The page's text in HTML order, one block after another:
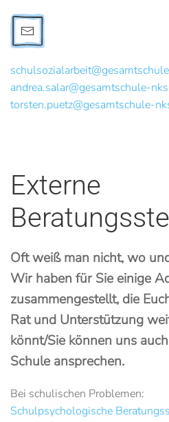
schulsozialarbeit
andrea.salar@gesamtschule-
torsten.puetz@gesamtschule-
Externe
Oft weiß man nicht, wo
Wir haben für Sie einige
zusammengestellt, die
Rat und Unterstützung
könnt/Sie können uns
Schule ansprechen.
Bei schulischen Problemen:
Schulpsychologische